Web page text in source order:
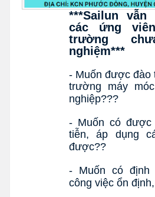
***Sailun
các ứng
trường
nghiệm***
- Muốn được đào
trường máy
nghiệp???
- Muốn có được
tiễn, áp dụng
được??
- Muốn có định
công việc ổn